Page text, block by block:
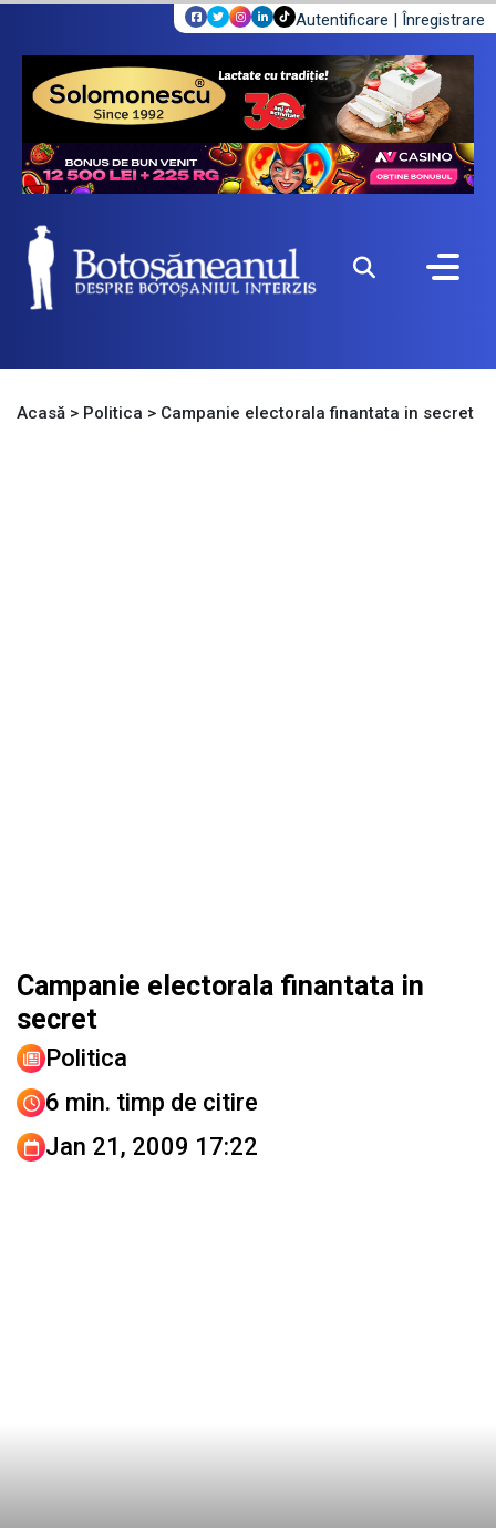
Autentificare | Înregistrare
Acasă > Politica > Campanie electorala finantata in secret
Campanie electorala finantata in
secret
Politica
6 min. timp de citire
Jan 21, 2009 17:22